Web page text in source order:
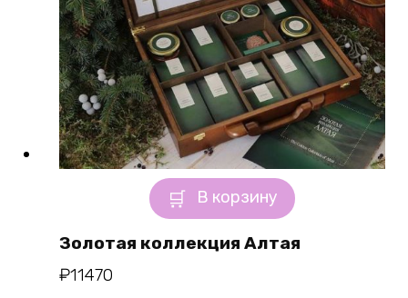
В корзину
Золотая коллекция Алтая
₽11470